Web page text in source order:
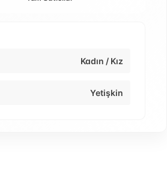
Kadın / Kız
Yetişkin